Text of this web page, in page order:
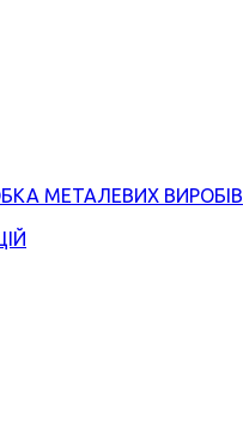
МЕТАЛЕВИХ ВИРОБІВ